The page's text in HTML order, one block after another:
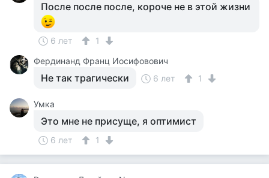
После после после, короче не в этой жизни
6 лет
1
Фердинанд Франц Иосифовович
Не так трагически 6 лет 1
Умка
Это мне не присуще, я оптимист
6 лет 1